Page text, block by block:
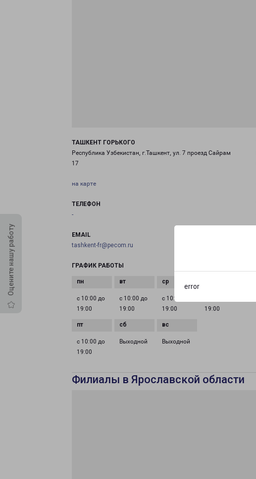
error
Оцените нашу работу
ТАШКЕНТ ГОРЬКОГО
Республика Узбекистан, г.Ташкент, ул. 7 проезд Сайрам
17
на карте
ТЕЛЕФОН
-
EMAIL
tashkent-fr@pecom.ru
ГРАФИК РАБОТЫ
с 10:00 до
19:00
с 10:00 до
19:00
с 10:00 до
19:00
19:00
с 10:00 до
19:00
Выходной Выходной
Филиалы в Ярославской области